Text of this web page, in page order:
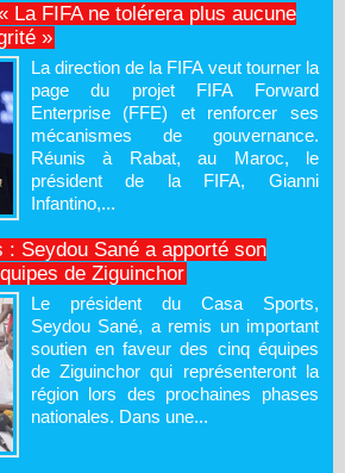
La FIFA ne tolérera plus aucune
»
La direction de la FIFA veut tourner la
page du projet FIFA Forward
Enterprise (FFE) et renforcer ses
mécanismes de gouvernance.
Réunis à Rabat, au Maroc, le
président de la FIFA, Gianni
Infantino,...
: Seydou Sané a apporté son
de Ziguinchor
Le président du Casa Sports,
Seydou Sané, a remis un important
soutien en faveur des cinq équipes
de Ziguinchor qui représenteront la
région lors des prochaines phases
nationales. Dans une...